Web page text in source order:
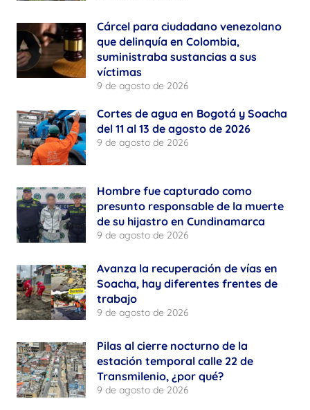
Cárcel para ciudadano venezolano
que delinquía en Colombia,
suministraba sustancias a sus
víctimas
9 de agosto de 2026
Cortes de agua en Bogotá y Soacha
del 11 al 13 de agosto de 2026
9 de agosto de 2026
Hombre fue capturado como
presunto responsable de la muerte
de su hijastro en Cundinamarca
9 de agosto de 2026
Avanza la recuperación de vías en
Soacha, hay diferentes frentes de
trabajo
9 de agosto de 2026
Pilas al cierre nocturno de la
estación temporal calle 22 de
Transmilenio, ¿por qué?
9 de agosto de 2026